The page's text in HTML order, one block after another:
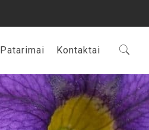
Patarimai Kontaktai